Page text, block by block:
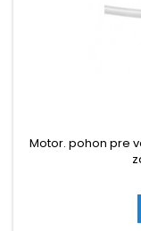
Motor. pohon pre